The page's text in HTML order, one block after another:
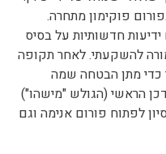
פוקימון מתחרה.
חדשותיות על בסיס
להשקעתי. לאחר תקופה
כדי מתן הבטחה שמה
הראשי (הגולש "מישהו")
לפתוח פורום אנימה וגם